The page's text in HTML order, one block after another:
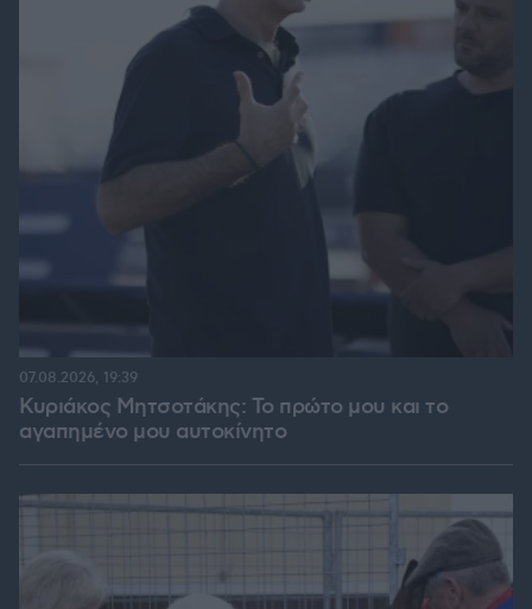
Κυριάκος Μητσοτάκης: Το πρώτο μου και το
αγαπημένο μου αυτοκίνητο
07.08.2026, 19:39